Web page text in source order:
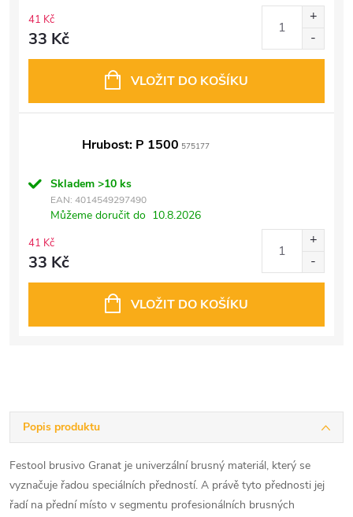
41 Kč
33 Kč
VLOŽIT DO KOŠÍKU
Hrubost: P 1500 575177
Skladem >10 ks
EAN: 4014549297490
Můžeme doručit do 10.8.2026
41 Kč
33 Kč
VLOŽIT DO KOŠÍKU
Popis produktu
Festool brusivo Granat je univerzální brusný materiál, který se
vyznačuje řadou speciálních předností. A právě tyto přednosti jej
řadí na přední místo v segmentu profesionálních brusných